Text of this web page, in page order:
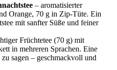
– aromatisierter
Orange, 70 g in Zip-Tüte. Ein
mit sanfter Süße und feiner
Früchtetee (70 g) mit
in mehreren Sprachen. Eine
sagen – geschmackvoll und